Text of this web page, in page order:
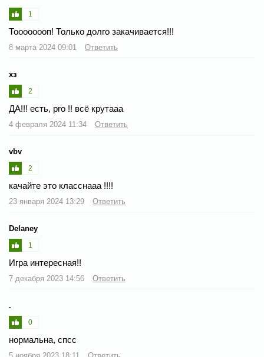
1
Тоооооооп! Только долго закачивается!!!
8 марта 2024 09:01 Ответить
хз
2
ДА!!! есть, pro !! всё крутааа
4 февраля 2024 11:34 Ответить
vbv
2
качайте это класснааа !!!!
23 января 2024 13:29 Ответить
Delaney
1
Игра интересная!!
7 декабря 2023 14:56 Ответить
.
0
нормальна, спсс